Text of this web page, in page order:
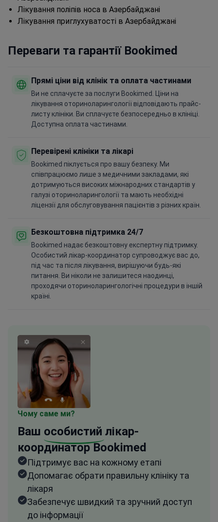
Лікування поліпів носа в Азербайджані
Лікування приглухуватості в Азербайджані
Переваги та гарантії Bookimed
Прямі ціни від клінік та оплата частинами
Ви не сплачуєте за послуги Bookimed. Ціни на
лікування оториноларингології відповідають прайс-
листу клініки. Ви сплачуєте безпосередньо в клініці.
Доступна оплата частинами.
Перевірені клініки та лікарі
Bookimed піклується про вашу безпеку. Ми
співпрацюємо лише з медичними закладами, які
дотримуються високих міжнародних стандартів у
галузі оториноларингології та мають необхідні
ліцензії для обслуговування пацієнтів з різних країн.
Безкоштовна підтримка 24/7
Bookimed надає безкоштовну експертну підтримку.
Особистий лікар-координатор супроводжує вас до,
під час та після лікування, вирішуючи будь-які
питання. Ви ніколи не залишитеся наодинці,
проходячи оториноларингологічні процедури в іншій
країні.
Чому саме ми?
Ваш особистий лікар-
координатор Bookimed
Підтримує вас на кожному етапі
Допомагає обрати правильну клініку та
лікаря
Забезпечує швидкий та зручний доступ
до інформації